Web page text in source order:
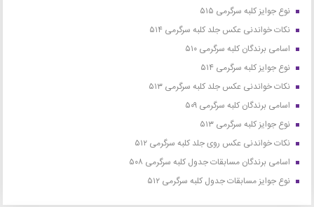
نوع جوایز کلبه سرگرمی ۵۱۵
نکات خواندنی عکس جلد کلبه سرگرمی ۵۱۴
اسامی برندگان کلبه سرگرمی ۵۱۰
نوع جوایز کلبه سرگرمی ۵۱۴
نکات خواندنی عکس جلد کلبه سرگرمی ۵۱۳
اسامی برندگان کلبه سرگرمی ۵۰۹
نوع جوایز کلبه سرگرمی ۵۱۳
نکات خواندنی عکس روی جلد کلبه سرگرمی ۵۱۲
اسامی برندگان مسابقات جدول کلبه سرگرمی ۵۰۸
نوع جوایز مسابقات جدول کلبه سرگرمی ۵۱۲